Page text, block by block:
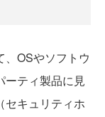
OSやソフトウ
ーティ製品に見
セキュリティホ